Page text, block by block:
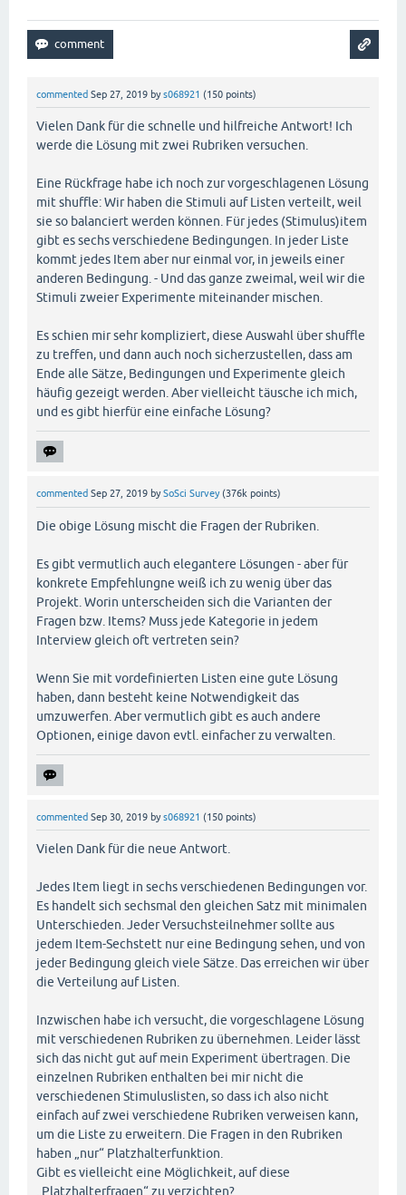
// Anzeigen, eine Frage pro Seite
$frage = loopPage(
commented Sep 27, 2019 bys068921 (150 points)
Vielen Dank für die schnelle und hilfreiche Antwort! Ich
werde die Lösung mit zwei Rubriken versuchen.
Eine Rückfrage habe ich noch zur vorgeschlagenen Lösung
mit shuffle: Wir haben die Stimuli auf Listen verteilt, weil
sie so balanciert werden können. Für jedes (Stimulus)item
gibt es sechs verschiedene Bedingungen. In jeder Liste
kommt jedes Item aber nur einmal vor, in jeweils einer
anderen Bedingung. - Und das ganze zweimal, weil wir die
Stimuli zweier Experimente miteinander mischen.
Es schien mir sehr kompliziert, diese Auswahl über shuffle
zu treffen, und dann auch noch sicherzustellen, dass am
Ende alle Sätze, Bedingungen und Experimente gleich
häufig gezeigt werden. Aber vielleicht täusche ich mich,
und es gibt hierfür eine einfache Lösung?
commented Sep 27, 2019 bySoSci Survey (376k points)
Die obige Lösung mischt die Fragen der Rubriken.
Es gibt vermutlich auch elegantere Lösungen - aber für
konkrete Empfehlungne weiß ich zu wenig über das
Projekt. Worin unterscheiden sich die Varianten der
Fragen bzw. Items? Muss jede Kategorie in jedem
Interview gleich oft vertreten sein?
Wenn Sie mit vordefinierten Listen eine gute Lösung
haben, dann besteht keine Notwendigkeit das
umzuwerfen. Aber vermutlich gibt es auch andere
Optionen, einige davon evtl. einfacher zu verwalten.
commented Sep 30, 2019 bys068921 (150 points)
Vielen Dank für die neue Antwort.
Jedes Item liegt in sechs verschiedenen Bedingungen vor.
Es handelt sich sechsmal den gleichen Satz mit minimalen
Unterschieden. Jeder Versuchsteilnehmer sollte aus
jedem Item-Sechstett nur eine Bedingung sehen, und von
jeder Bedingung gleich viele Sätze. Das erreichen wir über
die Verteilung auf Listen.
Inzwischen habe ich versucht, die vorgeschlagene Lösung
mit verschiedenen Rubriken zu übernehmen. Leider lässt
sich das nicht gut auf mein Experiment übertragen. Die
einzelnen Rubriken enthalten bei mir nicht die
verschiedenen Stimuluslisten, so dass ich also nicht
einfach auf zwei verschiedene Rubriken verweisen kann,
um die Liste zu erweitern. Die Fragen in den Rubriken
haben „nur“ Platzhalterfunktion.
Gibt es vielleicht eine Möglichkeit, auf diese
„Platzhalterfragen“ zu verzichten?